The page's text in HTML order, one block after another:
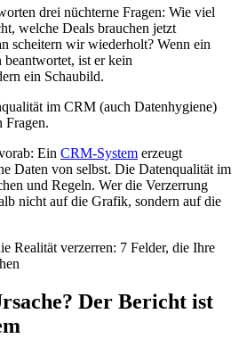
drei nüchterne Fragen: Wie viel
welche Deals brauchen jetzt
scheitern wir wiederholt? Wenn ein
ist er kein
ein Schaubild.
im CRM (auch Datenhygiene)
Fragen.
Ein CRM-System erzeugt
Daten von selbst. Die Datenqualität im
und Regeln. Wer die Verzerrung
nicht auf die Grafik, sondern auf die
Der Bericht ist